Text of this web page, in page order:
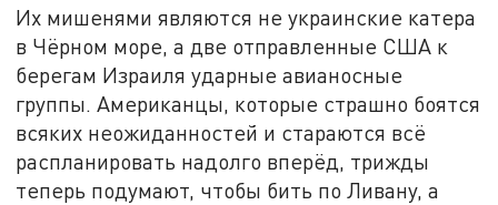
Их мишенями являются не украинские катера
в Чёрном море, а две отправленные США к
берегам Израиля ударные авианосные
группы. Американцы, которые страшно боятся
всяких неожиданностей и стараются всё
распланировать надолго вперёд, трижды
теперь подумают, чтобы бить по Ливану, а